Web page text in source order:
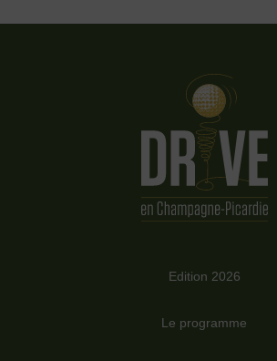
Edition 2026
Le programme